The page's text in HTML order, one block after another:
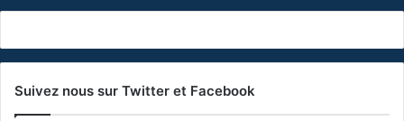
Suivez nous sur Twitter et Facebook